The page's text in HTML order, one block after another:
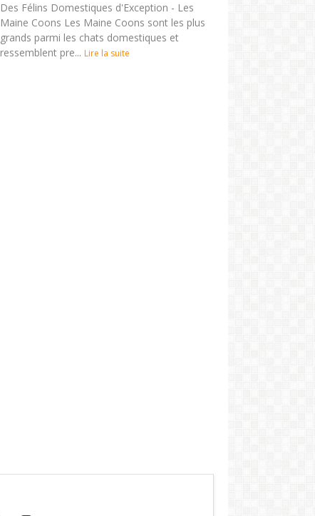
Des Félins Domestiques d'Exception - Les
Maine Coons Les Maine Coons sont les plus
grands parmi les chats domestiques et
ressemblent pre... Lire la suite